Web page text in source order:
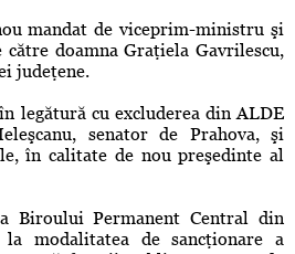
mandat de viceprim-ministru şi
doamna Graţiela Gavrilescu,
judeţene.
legătură cu excluderea din ALDE
senator de Prahova, şi
în calitate de nou preşedinte al
Biroului Permanent Central din
modalitatea de sancţionare a